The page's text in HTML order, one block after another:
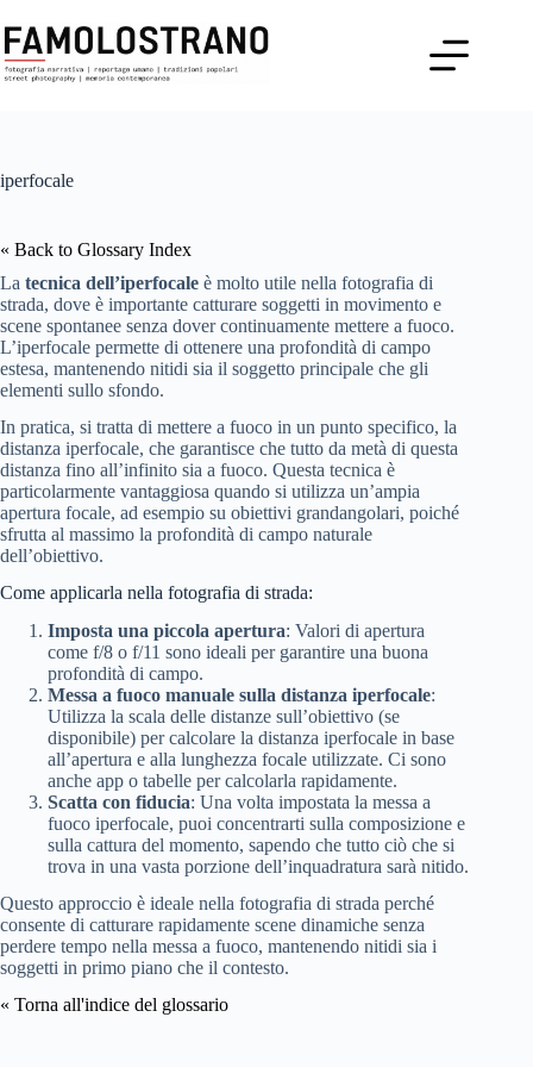
al
contenuto
iperfocale
« Back to Glossary Index
La tecnica dell’iperfocale è molto utile nella fotografia di
strada, dove è importante catturare soggetti in movimento e
scene spontanee senza dover continuamente mettere a fuoco.
L’iperfocale permette di ottenere una profondità di campo
estesa, mantenendo nitidi sia il soggetto principale che gli
elementi sullo sfondo.
In pratica, si tratta di mettere a fuoco in un punto specifico, la
distanza iperfocale, che garantisce che tutto da metà di questa
distanza fino all’infinito sia a fuoco. Questa tecnica è
particolarmente vantaggiosa quando si utilizza un’ampia
apertura focale, ad esempio su obiettivi grandangolari, poiché
sfrutta al massimo la profondità di campo naturale
dell’obiettivo.
Come applicarla nella fotografia di strada:
Imposta una piccola apertura: Valori di apertura
come f/8 o f/11 sono ideali per garantire una buona
profondità di campo.
Messa a fuoco manuale sulla distanza iperfocale:
Utilizza la scala delle distanze sull’obiettivo (se
disponibile) per calcolare la distanza iperfocale in base
all’apertura e alla lunghezza focale utilizzate. Ci sono
anche app o tabelle per calcolarla rapidamente.
Scatta con fiducia: Una volta impostata la messa a
fuoco iperfocale, puoi concentrarti sulla composizione e
sulla cattura del momento, sapendo che tutto ciò che si
trova in una vasta porzione dell’inquadratura sarà nitido.
Questo approccio è ideale nella fotografia di strada perché
consente di catturare rapidamente scene dinamiche senza
perdere tempo nella messa a fuoco, mantenendo nitidi sia i
soggetti in primo piano che il contesto.
« Torna all'indice del glossario